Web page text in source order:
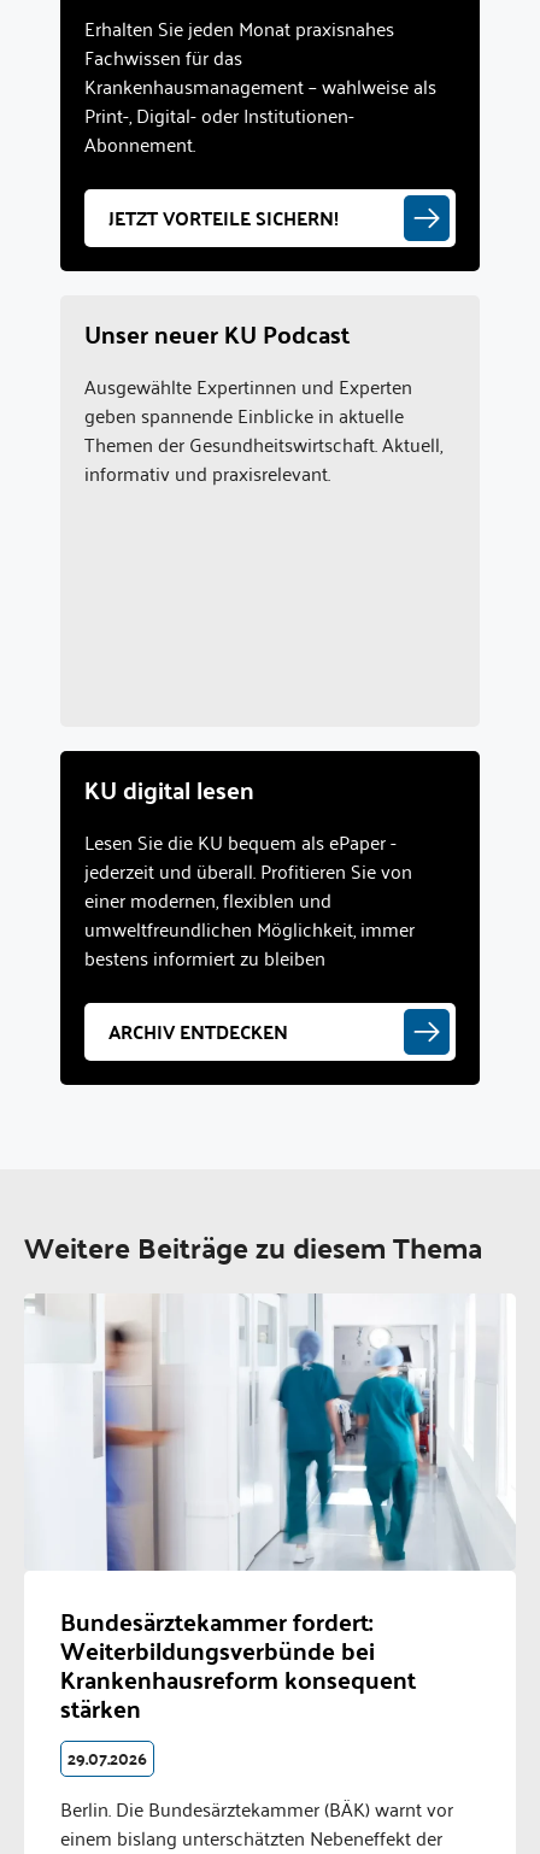
Erhalten Sie jeden Monat praxisnahes
Fachwissen für das
Krankenhausmanagement – wahlweise als
Print-, Digital- oder Institutionen-
Abonnement.
JETZT VORTEILE SICHERN!
Unser neuer KU Podcast
Ausgewählte Expertinnen und Experten
geben spannende Einblicke in aktuelle
Themen der Gesundheitswirtschaft. Aktuell,
informativ und praxisrelevant.
KU digital lesen
Lesen Sie die KU bequem als ePaper -
jederzeit und überall. Profitieren Sie von
einer modernen, flexiblen und
umweltfreundlichen Möglichkeit, immer
bestens informiert zu bleiben
ARCHIV ENTDECKEN
Weitere Beiträge zu diesem Thema
Bundesärztekammer fordert:
Weiterbildungsverbünde bei
Krankenhausreform konsequent
stärken
29.07.2026
Berlin. Die Bundesärztekammer (BÄK) warnt vor
einem bislang unterschätzten Nebeneffekt der